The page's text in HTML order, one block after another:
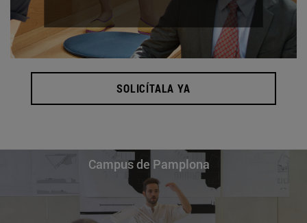
SOLICÍTALA YA
Campus de Pamplona